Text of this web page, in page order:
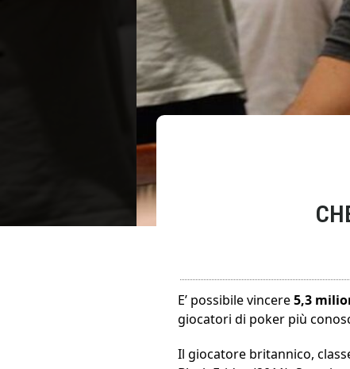
E’ possibile vincere5,3
giocatori di poker più
Il giocatore britannico,